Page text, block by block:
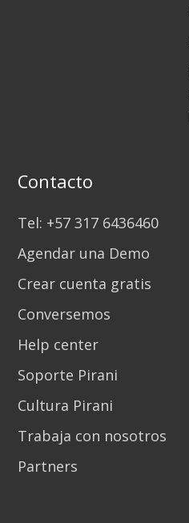
Contacto
Tel: +57 317 6436460
Agendar una Demo
Crear cuenta gratis
Conversemos
Help center
Soporte Pirani
Cultura Pirani
Trabaja con nosotros
Partners